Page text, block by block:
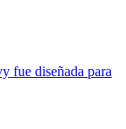
fue diseñada para